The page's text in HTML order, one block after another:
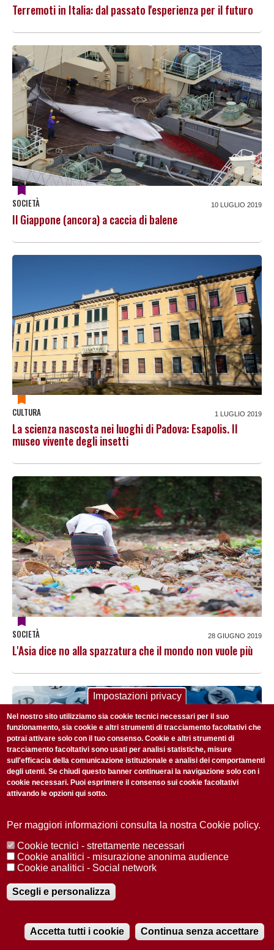
Terremoti in Italia: dal passato l'esperienza per il futuro
SOCIETÀ 10 LUGLIO 2019
Il Giappone (ancora) a caccia di balene
CULTURA 1 LUGLIO 2019
La scienza nascosta nei luoghi di Padova: Esapolis. Il
museo vivente degli insetti
SOCIETÀ 28 GIUGNO 2019
L'Asia dice no alla spazzatura che il mondo non vuole più
SCIENZA E RICERCA
Che la ricerca sia con voi. La preghiera di Silvio Garattini
per le nuove generazioni
Impostazioni privacy
Nel nostro sito utilizziamo sia cookie tecnici necessari per il suo
funzionamento, sia cookie e altri strumenti di tracciamento facoltativi che
potrai attivare solo con il tuo consenso. Cookie e altri strumenti di
tracciamento facoltativi sono usati per analisi statistiche, misure
sull'efficacia della comunicazione istituzionale e analisi dei comportamenti
degli utenti. Se chiudi questo banner continuerai la navigazione solo con i
cookie necessari. Puoi esprimere il consenso sui cookie facoltativi
attivando le opzioni qui sotto.
Per maggiori informazioni consulta la nostra Cookie policy.
Cookie tecnici - strettamente necessari
Cookie analitici - misurazione anonima audience
Cookie analitici - Social network
Scegli e personalizza
Accetta tutti i cookie Continua senza accettare